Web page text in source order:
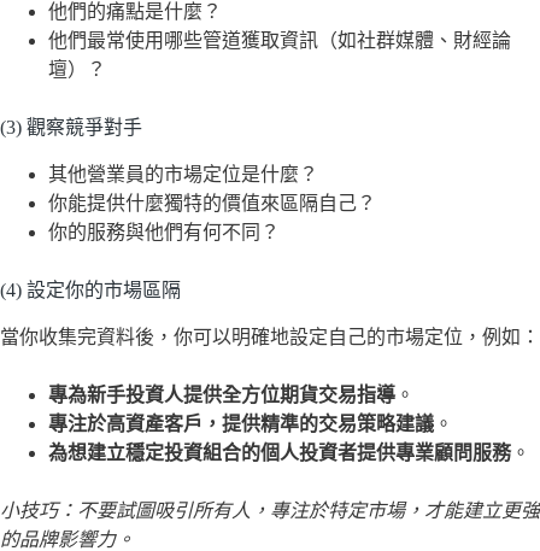
他們的痛點是什麼？
他們最常使用哪些管道獲取資訊（如社群媒體、財經論
壇）？
(3) 觀察競爭對手
其他營業員的市場定位是什麼？
你能提供什麼獨特的價值來區隔自己？
你的服務與他們有何不同？
(4) 設定你的市場區隔
當你收集完資料後，你可以明確地設定自己的市場定位，例如：
專為新手投資人提供全方位期貨交易指導 。
專注於高資產客戶，提供精準的交易策略建議 。
為想建立穩定投資組合的個人投資者提供專業顧問服務。
小技巧：不要試圖吸引所有人，專注於特定市場，才能建立更強
的品牌影響力。